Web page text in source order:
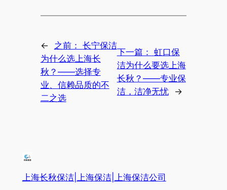
← 之前： 长宁保洁
为什么选上海长
秋？——选择专
业、信赖品质的不
二之选
下一篇： 虹口保
洁为什么要选上海
长秋？——专业保
洁，洁净无忧
→
上海长秋保洁|上海保洁|上海保洁公司